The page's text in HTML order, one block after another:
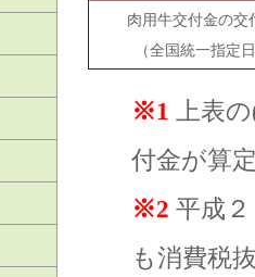
肉用牛交付金の交
（全国統一指定
※1 上表
付金が算
※2 平成
も消費税